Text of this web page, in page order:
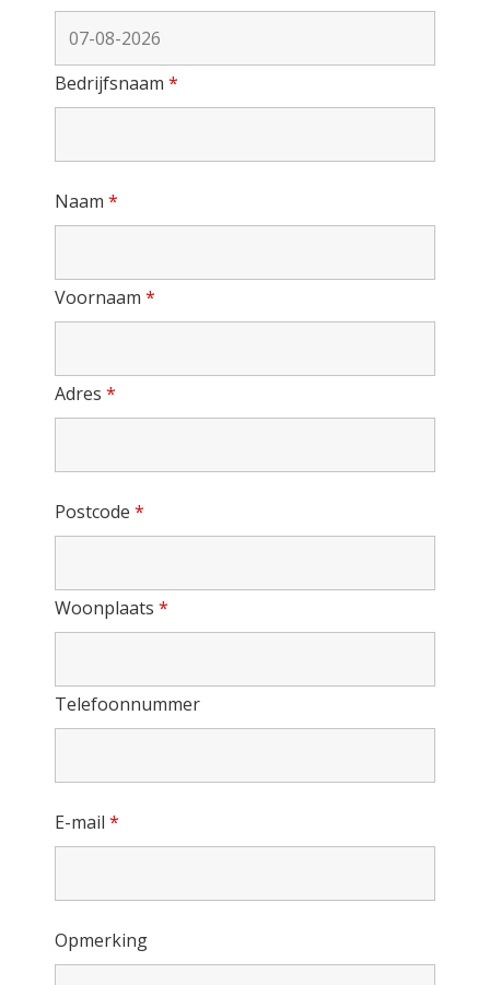
Bedrijfsnaam *
Naam *
Voornaam *
Adres *
Postcode *
Woonplaats *
Telefoonnummer
E-mail *
Opmerking